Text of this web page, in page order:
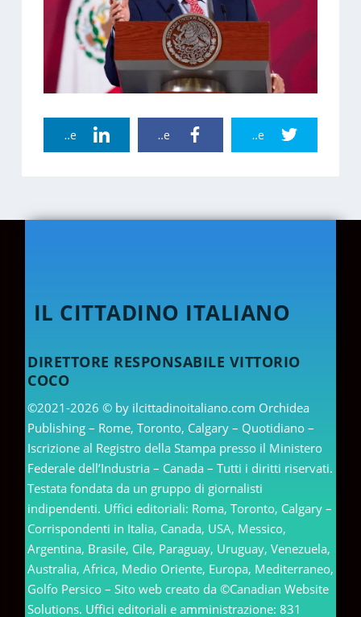
Twitter Share
Facebook Share
Linkedin Share
IL CITTADINO ITALIANO
DIRETTORE RESPONSABILE VITTORIO
COCO
©2021-2026 © by ilcittadinoitaliano.com Orchidea
Publishing – Rome, Toronto, Calgary – Quotidiano –
Iscrizione al Registro della Stampa presso il Ministero
Federale dell’Industria – Canada – Tutti i diritti riservati.
Testata fondata da un gruppo di giornalisti
indipendenti. Uffici editoriali: Roma, Toronto, Calgary –
Corrispondenti in Italia, Canada, USA, Messico,
Argentina, Brasile, Cile, Paraguay, Uruguay, Venezuela,
Australia, Africa, Medio Oriente, Europa, Mediterraneo,
Golfo Persico – Sito web creato da ©Canadian Website
Solutions. Uffici editoriali e amministrazione: 831